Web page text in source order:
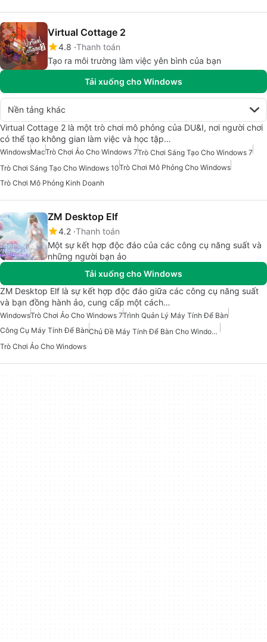
Virtual Cottage 2
4.8 Thanh toán
Tạo ra môi trường làm việc yên bình của bạn
Tải xuống cho Windows
Nền tảng khác
Virtual Cottage 2 là một trò chơi mô phỏng của DU&I, nơi người chơi
có thể tạo không gian làm việc và học tập…
WindowsMacTrò Chơi Ảo Cho Windows 7Trò Chơi Sáng Tạo Cho Windows 7
Trò Chơi Sáng Tạo Cho Windows 10Trò Chơi Mô Phỏng Cho Windows
Trò Chơi Mô Phỏng Kinh Doanh
ZM Desktop Elf
4.2 Thanh toán
Một sự kết hợp độc đáo của các công cụ năng suất và
những người bạn ảo
Tải xuống cho Windows
ZM Desktop Elf là sự kết hợp độc đáo giữa các công cụ năng suất
và bạn đồng hành ảo, cung cấp một cách…
WindowsTrò Chơi Ảo Cho Windows 7Trình Quản Lý Máy Tính Để Bàn
Công Cụ Máy Tính Để Bàn
Chủ Đề Máy Tính Để Bàn Cho Windows 7
Trò Chơi Ảo Cho Windows